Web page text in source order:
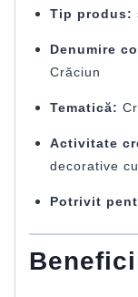
Tip produs:
Denumire
Crăciun
Tematică:
Activitate
decorative
Potrivit